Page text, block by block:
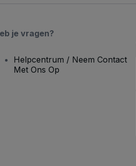
je vragen?
Helpcentrum / Neem Contact
Met Ons Op